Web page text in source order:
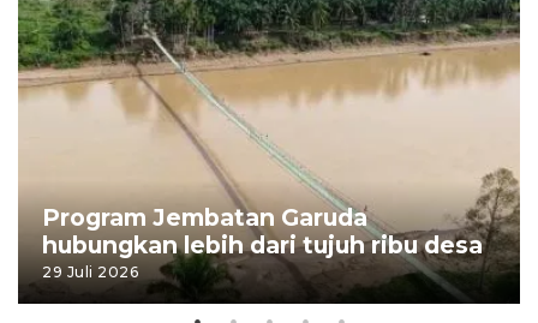
Program Jembatan Garuda
hubungkan lebih dari tujuh ribu desa
29 Juli 2026